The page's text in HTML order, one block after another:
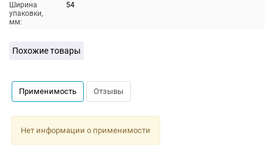
Ширина
упаковки,
мм:
54
Похожие товары
Применимость Отзывы
Нет информации о применимости